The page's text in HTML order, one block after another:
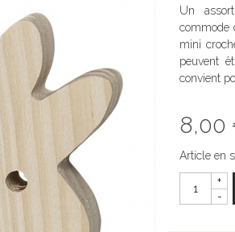
Un
commode
mini
peuvent
convient
8,00
Article en
-
+